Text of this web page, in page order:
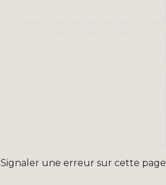
Signaler une erreur sur cette page